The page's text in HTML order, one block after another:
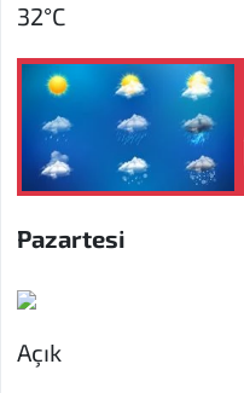
32°C
Pazartesi
Açık